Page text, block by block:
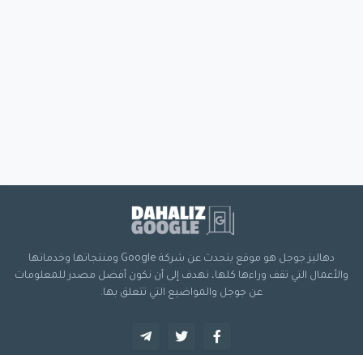
دهاليز جوجل هو موقع يتحدث عن شركة Google ومنتجاتها وخدماتها
والأعمال التي تقف وراءها كلها، نهدف إلى أن نكون أفضل مصدر للمعلومات
عن جوجل والمواضيع التي تتعلق بها.